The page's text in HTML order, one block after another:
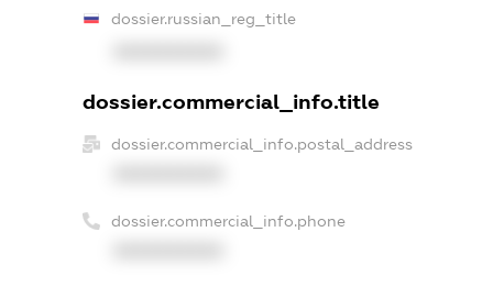
dossier.russian_reg_title
dossier.commercial_info.title
dossier.commercial_info.postal_address
dossier.commercial_info.phone